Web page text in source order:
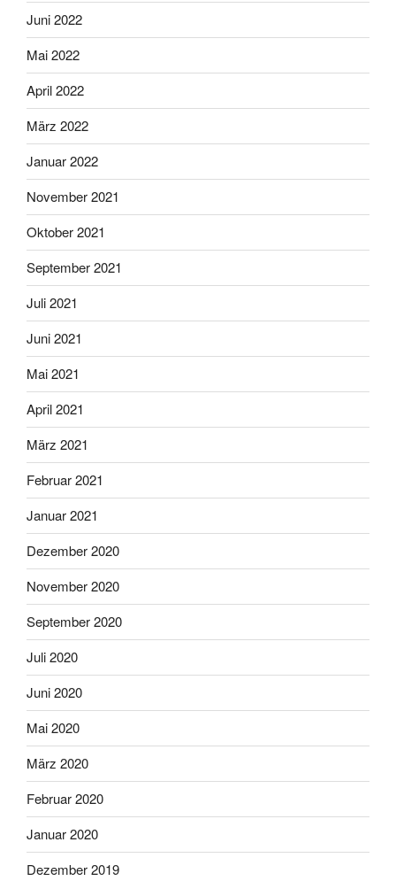
Juni 2022
Mai 2022
April 2022
März 2022
Januar 2022
November 2021
Oktober 2021
September 2021
Juli 2021
Juni 2021
Mai 2021
April 2021
März 2021
Februar 2021
Januar 2021
Dezember 2020
November 2020
September 2020
Juli 2020
Juni 2020
Mai 2020
März 2020
Februar 2020
Januar 2020
Dezember 2019